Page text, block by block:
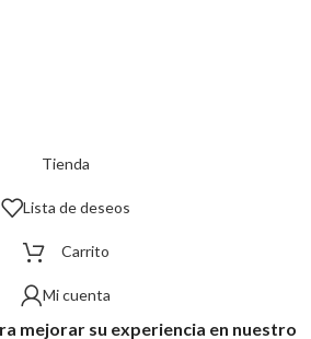
Tienda
Lista de deseos
Carrito
Mi cuenta
mejorar su experiencia en nuestro